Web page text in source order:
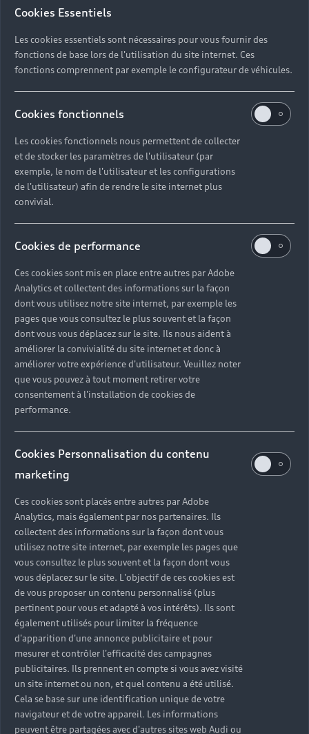
Cookies Essentiels
Les cookies essentiels sont nécessaires pour vous fournir des
fonctions de base lors de l'utilisation du site internet. Ces
fonctions comprennent par exemple le configurateur de véhicules.
Cookies fonctionnels
Les cookies fonctionnels nous permettent de collecter
et de stocker les paramètres de l'utilisateur (par
exemple, le nom de l'utilisateur et les configurations
de l'utilisateur) afin de rendre le site internet plus
convivial.
Cookies de performance
Ces cookies sont mis en place entre autres par Adobe
Analytics et collectent des informations sur la façon
dont vous utilisez notre site internet, par exemple les
pages que vous consultez le plus souvent et la façon
dont vous vous déplacez sur le site. Ils nous aident à
améliorer la convivialité du site internet et donc à
améliorer votre expérience d'utilisateur. Veuillez noter
que vous pouvez à tout moment retirer votre
consentement à l'installation de cookies de
performance.
Cookies Personnalisation du contenu
marketing
Ces cookies sont placés entre autres par Adobe
Analytics, mais également par nos partenaires. Ils
collectent des informations sur la façon dont vous
utilisez notre site internet, par exemple les pages que
vous consultez le plus souvent et la façon dont vous
vous déplacez sur le site. L'objectif de ces cookies est
de vous proposer un contenu personnalisé (plus
pertinent pour vous et adapté à vos intérêts). Ils sont
également utilisés pour limiter la fréquence
d'apparition d'une annonce publicitaire et pour
mesurer et contrôler l'efficacité des campagnes
publicitaires. Ils prennent en compte si vous avez visité
un site internet ou non, et quel contenu a été utilisé.
Cela se base sur une identification unique de votre
navigateur et de votre appareil. Les informations
peuvent être partagées avec d'autres sites web Audi ou